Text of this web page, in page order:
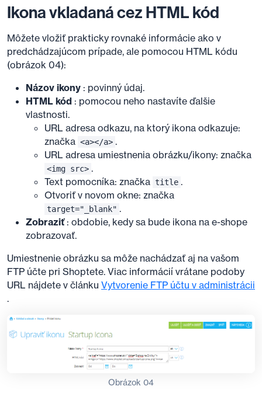
Ikona vkladaná cez HTML kód
Môžete vložiť prakticky rovnaké informácie ako v
predchádzajúcom prípade, ale pomocou HTML kódu
(obrázok 04):
Názov ikony : povinný údaj.
HTML kód : pomocou neho nastavíte ďalšie
vlastnosti.
URL adresa odkazu, na ktorý ikona odkazuje:
značka <a></a> .
URL adresa umiestnenia obrázku/ikony: značka
<img src> .
Text pomocníka: značka title .
Otvoriť v novom okne: značka
target="_blank" .
Zobraziť: obdobie, kedy sa bude ikona na e-shope
zobrazovať.
Umiestnenie obrázku sa môže nachádzať aj na vašom
FTP účte pri Shoptete. Viac informácií vrátane podoby
URL nájdete v článku Vytvorenie FTP účtu v administrácii
.
Obrázok 04